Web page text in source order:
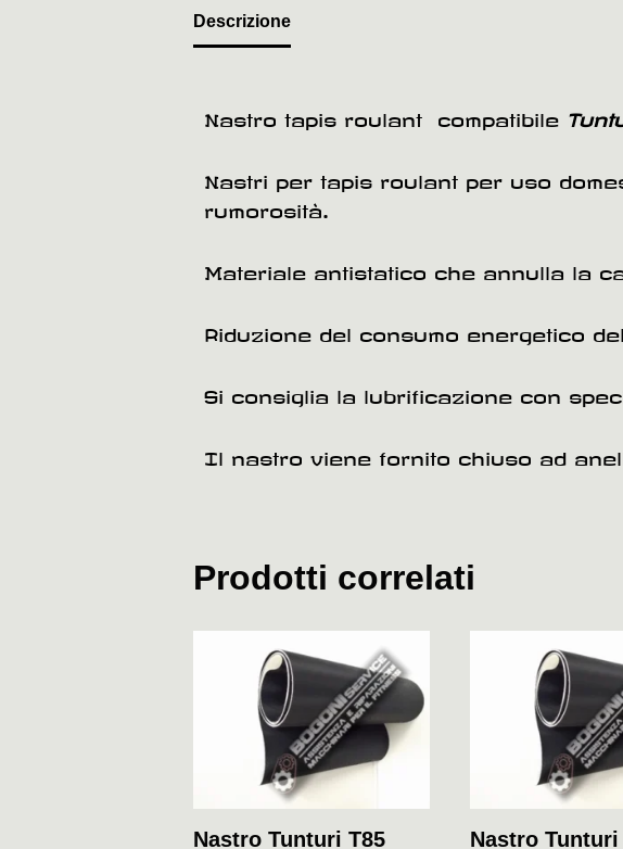
Descrizione
Nastro tapis roulant compatibile
Nastri per tapis roulant per uso
rumorosità.
Materiale antistatico che annulla la
Riduzione del consumo energetico
Si consiglia la lubrificazione con
Il nastro viene fornito chiuso ad
Prodotti correlati
Nastro Tunturi T85 Nastro Tunturi